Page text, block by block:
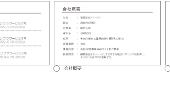
会社概要